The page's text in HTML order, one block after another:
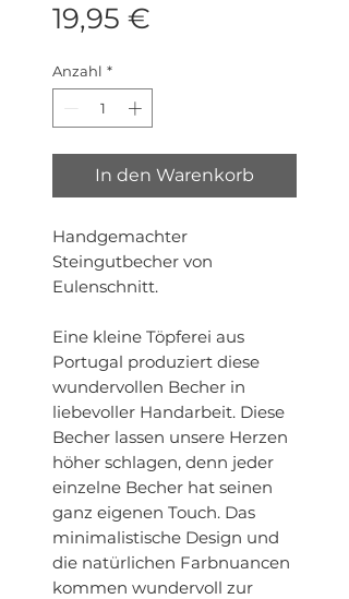
19,95 €
Anzahl *
In den Warenkorb
Handgemachter
Steingutbecher von
Eulenschnitt.
Eine kleine Töpferei aus
Portugal produziert diese
wundervollen Becher in
liebevoller Handarbeit. Diese
Becher lassen unsere Herzen
höher schlagen, denn jeder
einzelne Becher hat seinen
ganz eigenen Touch. Das
minimalistische Design und
die natürlichen Farbnuancen
kommen wundervoll zur